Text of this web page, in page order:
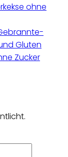
ohne
Gluten